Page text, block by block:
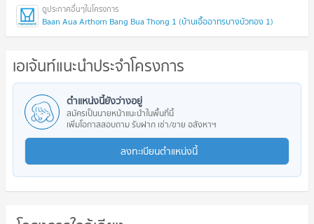
Baan Aua Arthorn Bang Bua Thong 1 (บ้านเอื้ออาทรบางบัวทอง 1)
เอเจ้นท์แนะนำประจำโครงการ
ตำแหน่งนี้ยังว่างอยู่
สมัครเป็นนายหน้าแนะนำในพื้นที่นี้
เพิ่มโอกาสสอบถาม รับฝาก เช่า/ขาย อสังหาฯ
ลงทะเบียนตำแหน่งนี้